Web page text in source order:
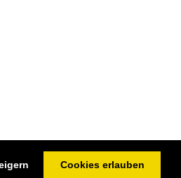
Cookies erlauben